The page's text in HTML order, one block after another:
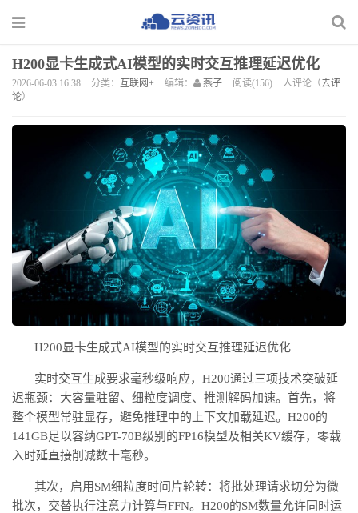
H200显卡生成式AI模型的实时交互推理延迟优化
2026-06-03 16:38 分类： 互联网+ 编辑： 燕子 阅读(156) 人评论（去评
论）
H200显卡生成式AI模型的实时交互推理延迟优化
实时交互生成要求毫秒级响应， H200通过三项技术突破延
迟瓶颈：大容量驻留、细粒度调度、推测解码加速。首先，将
整个模型常驻显存，避免推理中的上下文加载延迟。H200的
141GB足以容纳GPT-70B级别的FP16模型及相关KV缓存，零载
入时延直接削减数十毫秒。
其次，启用SM细粒度时间片轮转：将批处理请求切分为微
批次，交替执行注意力计算与FFN。H200的SM数量允许同时运